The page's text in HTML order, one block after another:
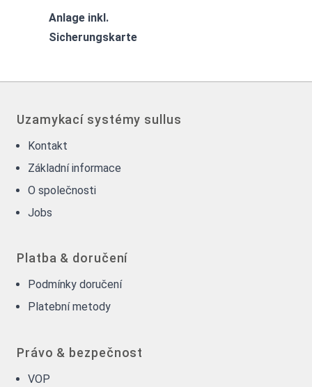
Anlage inkl.
Sicherungskarte
Uzamykací systémy sullus
Kontakt
Základní informace
O společnosti
Jobs
Platba & doručení
Podmínky doručení
Platební metody
Právo & bezpečnost
VOP